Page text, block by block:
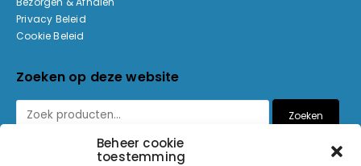
Beheer cookie
toestemming
Privacy Beleid
Cookie Beleid
Zoeken op deze website
Zoeken